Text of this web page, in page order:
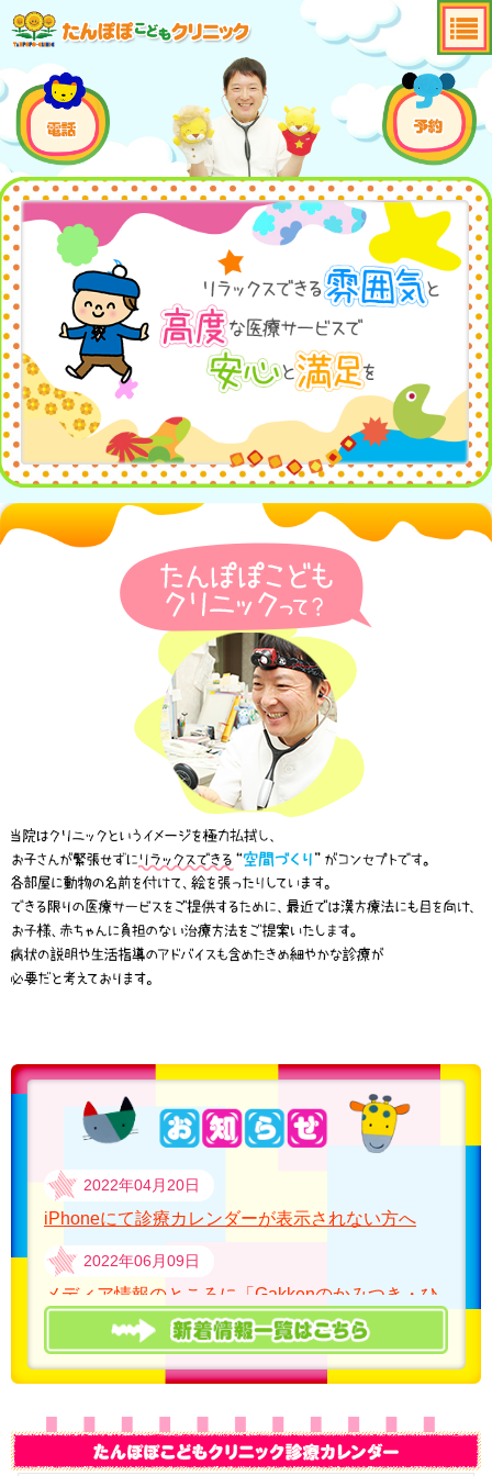
2022年04月20日
iPhoneにて診療カレンダーが表示されない方へ
2022年06月09日
メディア情報のところに「Gakkenのかみつき・ひ
っかき」の本に院長の記事 が掲載されました。
2022年05月27日
リーを作りました！！
2022年04月04日